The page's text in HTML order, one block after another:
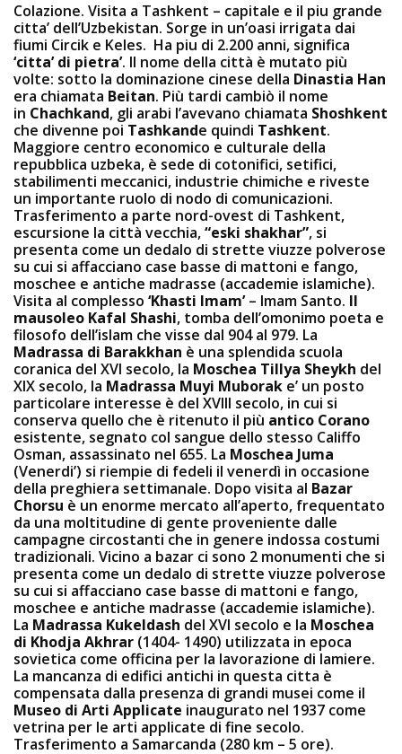
Colazione. Visita a Tashkent – capitale e il piu grande
citta’ dell’Uzbekistan. Sorge in un’oasi irrigata dai
fiumi Circik e Keles. Ha piu di 2.200 anni, significa
‘citta’ di pietra’. Il nome della città è mutato più
volte: sotto la dominazione cinese della Dinastia Han
era chiamata Beitan. Più tardi cambiò il nome
in Chachkand, gli arabi l’avevano chiamata Shoshkent
che divenne poi Tashkande quindi Tashkent.
Maggiore centro economico e culturale della
repubblica uzbeka, è sede di cotonifici, setifici,
stabilimenti meccanici, industrie chimiche e riveste
un importante ruolo di nodo di comunicazioni.
Trasferimento a parte nord-ovest di Tashkent,
escursione la città vecchia,“eski shakhar”, si
presenta come un dedalo di strette viuzze polverose
su cui si affacciano case basse di mattoni e fango,
moschee e antiche madrasse (accademie islamiche).
Visita al complesso ‘Khasti Imam’– Imam Santo. Il
mausoleo Kafal Shashi, tomba dell’omonimo poeta e
filosofo dell’islam che visse dal 904 al 979. La
Madrassa di Barakkhan è una splendida scuola
coranica del XVI secolo, la Moschea Tillya Sheykh del
XIX secolo, la Madrassa Muyi Muborak e’ un posto
particolare interesse è del XVIII secolo, in cui si
conserva quello che è ritenuto il più antico Corano
esistente, segnato col sangue dello stesso Califfo
Osman, assassinato nel 655. La Moschea Juma
(Venerdi’) si riempie di fedeli il venerdì in occasione
della preghiera settimanale. Dopo visita al Bazar
Chorsu è un enorme mercato all’aperto, frequentato
da una moltitudine di gente proveniente dalle
campagne circostanti che in genere indossa costumi
tradizionali. Vicino a bazar ci sono 2 monumenti che si
presenta come un dedalo di strette viuzze polverose
su cui si affacciano case basse di mattoni e fango,
moschee e antiche madrasse (accademie islamiche).
La Madrassa Kukeldash del XVI secolo e la Moschea
di Khodja Akhrar (1404- 1490) utilizzata in epoca
sovietica come officina per la lavorazione di lamiere.
La mancanza di edifici antichi in questa cittа è
compensata dalla presenza di grandi musei come il
Museo di Arti Applicate inaugurato nel 1937 come
vetrina per le arti applicate di fine secolo.
Trasferimento a Samarcanda (280 km – 5 ore).